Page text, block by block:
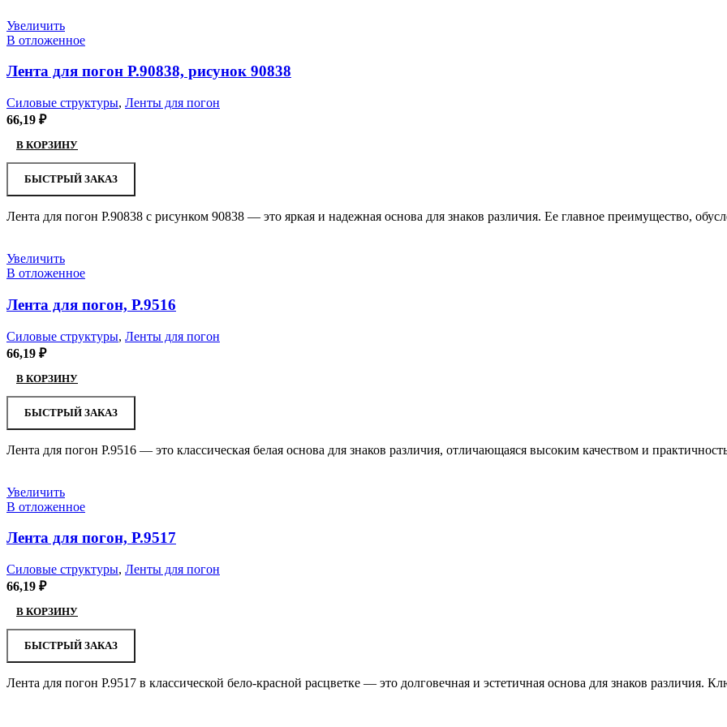
Увеличить
В отложенное
Лента для погон Р.90838, рисунок 90838
Силовые структуры, Ленты для погон
66,19 ₽
В КОРЗИНУ
БЫСТРЫЙ ЗАКАЗ
Лента для погон Р.90838 с рисунком 90838 — это яркая и надежная основа для знаков различия. Ее главное преимущество,
Увеличить
В отложенное
Лента для погон, Р.9516
Силовые структуры, Ленты для погон
66,19 ₽
В КОРЗИНУ
БЫСТРЫЙ ЗАКАЗ
Лента для погон Р.9516 — это классическая белая основа для знаков различия, отличающаяся высоким качеством и
Увеличить
В отложенное
Лента для погон, Р.9517
Силовые структуры, Ленты для погон
66,19 ₽
В КОРЗИНУ
БЫСТРЫЙ ЗАКАЗ
Лента для погон Р.9517 в классической бело-красной расцветке — это долговечная и эстетичная основа для знаков различия.